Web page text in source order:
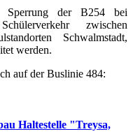
Sperrung der B254 bei
zwischen
Schwalmstadt,
werden.
auf der Buslinie 484:
Haltestelle "Treysa,